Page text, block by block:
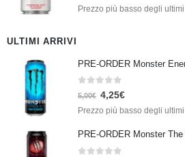
Prezzo più basso degli
ULTIMI ARRIVI
Su 5
5,00€ 4,25€
Prezzo più basso degli